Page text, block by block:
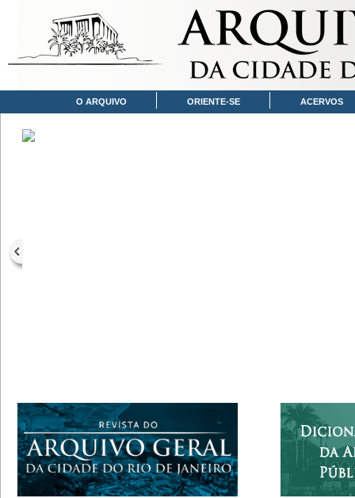
O ARQUIVO ORIENTE-SE ACERVOS